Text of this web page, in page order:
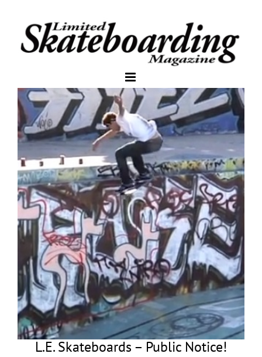
L.E. Skateboards – Public Notice!